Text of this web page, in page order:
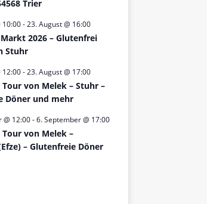
Trier
10:00-23. August @ 16:00
2026 – Glutenfrei
Stuhr
12:00-23. August @ 17:00
von Melek – Stuhr –
Döner und mehr
@ 12:00-6. September @ 17:00
von Melek –
– Glutenfreie Döner